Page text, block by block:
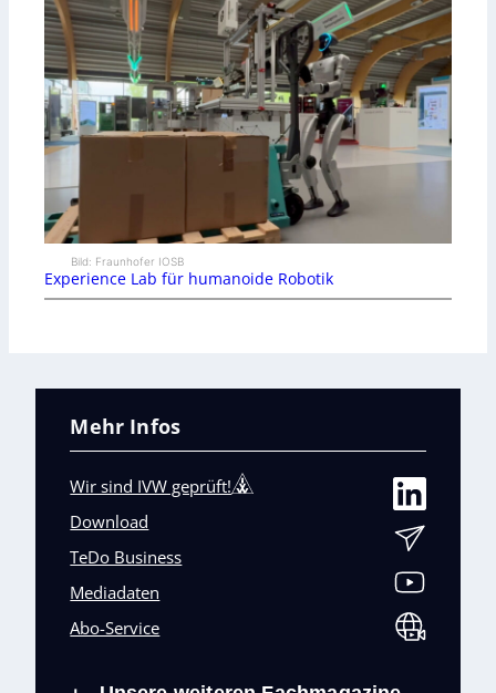
Bild: Fraunhofer IOSB
Experience Lab für humanoide Robotik
Mehr Infos
Wir sind IVW geprüft!
Download
TeDo Business
Mediadaten
Abo-Service